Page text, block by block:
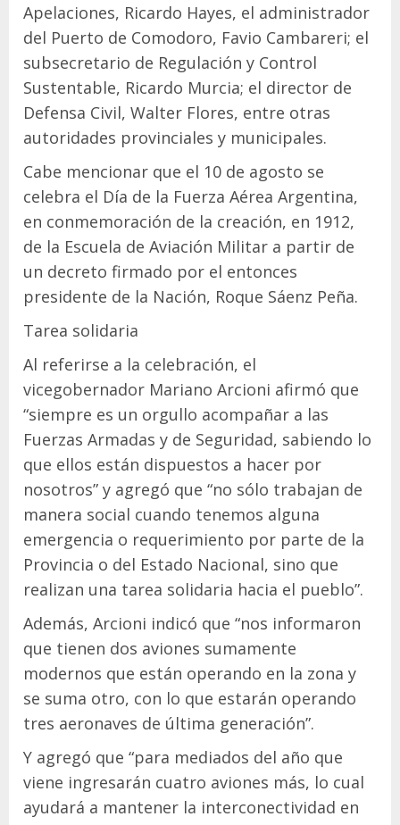
Apelaciones, Ricardo Hayes, el administrador
del Puerto de Comodoro, Favio Cambareri; el
subsecretario de Regulación y Control
Sustentable, Ricardo Murcia; el director de
Defensa Civil, Walter Flores, entre otras
autoridades provinciales y municipales.
Cabe mencionar que el 10 de agosto se
celebra el Día de la Fuerza Aérea Argentina,
en conmemoración de la creación, en 1912,
de la Escuela de Aviación Militar a partir de
un decreto firmado por el entonces
presidente de la Nación, Roque Sáenz Peña.
Tarea solidaria
Al referirse a la celebración, el
vicegobernador Mariano Arcioni afirmó que
“siempre es un orgullo acompañar a las
Fuerzas Armadas y de Seguridad, sabiendo lo
que ellos están dispuestos a hacer por
nosotros” y agregó que “no sólo trabajan de
manera social cuando tenemos alguna
emergencia o requerimiento por parte de la
Provincia o del Estado Nacional, sino que
realizan una tarea solidaria hacia el pueblo”.
Además, Arcioni indicó que “nos informaron
que tienen dos aviones sumamente
modernos que están operando en la zona y
se suma otro, con lo que estarán operando
tres aeronaves de última generación”.
Y agregó que “para mediados del año que
viene ingresarán cuatro aviones más, lo cual
ayudará a mantener la interconectividad en